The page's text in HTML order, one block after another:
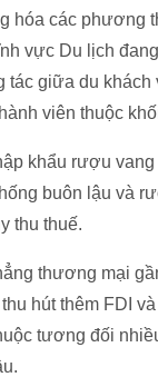
hóa các phương
vực Du lịch
tác giữa du
viên thuộc
khẩu rượu
buôn lậu và
thu thuế.
thương mại
hút thêm FDI
tương đối